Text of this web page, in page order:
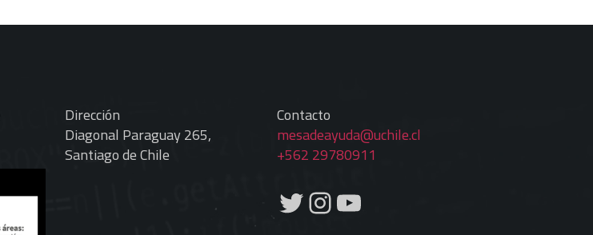
Dirección
Diagonal Paraguay 265,
Santiago de Chile
Contacto
mesadeayuda@uchile.cl
+562 29780911
Twitter
Instagram
YouTube